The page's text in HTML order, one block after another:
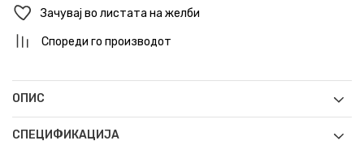
Зачувај во листата на желби
Спореди го производот
ОПИС
СПЕЦИФИКАЦИЈА